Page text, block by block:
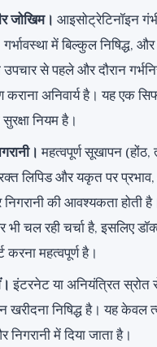
जोखिम। आइसोट्रेटिनॉइन
में बिल्कुल निषिद्ध,
से पहले और दौरान
कराना अनिवार्य है। यह एक
नियम है।
महत्वपूर्ण सूखापन
लिपिड और यकृत पर
निगरानी की आवश्यकता होती
भी चल रही चर्चा है, इसलिए
करना महत्वपूर्ण है।
इंटरनेट या अनियंत्रित स्रोत
खरीदना निषिद्ध है। यह केवल
निगरानी में दिया जाता है।